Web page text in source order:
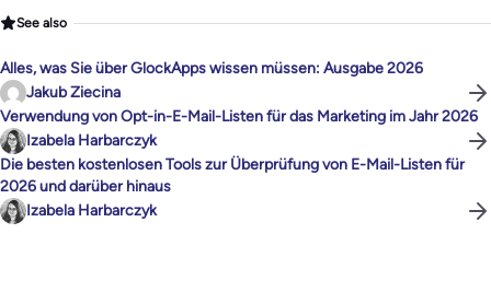
See also
Alles, was Sie über GlockApps wissen müssen: Ausgabe 2026
Jakub Ziecina
Verwendung von Opt-in-E-Mail-Listen für das Marketing im Jahr 2026
Izabela Harbarczyk
Die besten kostenlosen Tools zur Überprüfung von E-Mail-Listen für
2026 und darüber hinaus
Izabela Harbarczyk